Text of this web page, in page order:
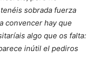
sobrada fuerza
convencer hay que
algo que os falta:
inútil el pediros